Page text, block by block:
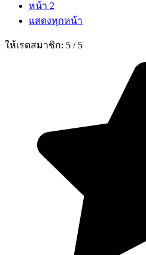
หน้า 2
แสดงทุกหน้า
ให้เรตสมาชิก: 5 / 5